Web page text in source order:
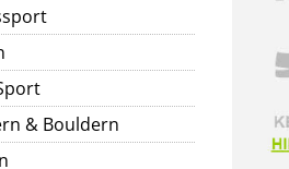
& Bouldern